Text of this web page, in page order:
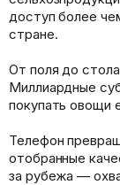
доступ более
стране.
От поля до
Миллиардные
покупать овощи
Телефон
отобранные
за рубежа —